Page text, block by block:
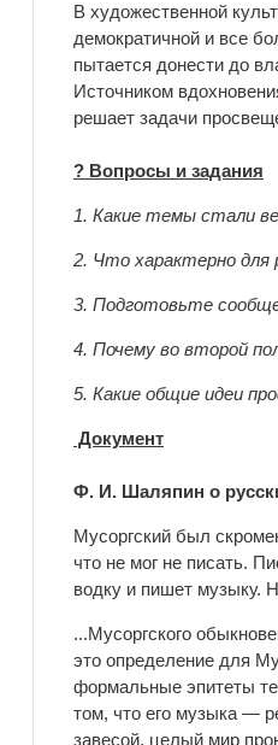
В художественной
демократичной и все
пытается донести до
Источником
решает задачи
? Вопросы и задания
1. Какие темы стали
2. Что характерно для
3. Подготовьте
4. Почему во второй
5. Какие общие идеи
Документ
Ф. И. Шаляпин о
Мусоргский был
что не мог не писать.
водку и пишет музыку.
...Мусоргского
это определение для
формальные эпитеты
том, что его музыка —
завесой, целый мир